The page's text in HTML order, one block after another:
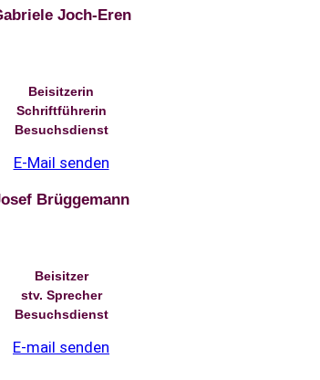
Joch-Eren
Beisitzerin
Schriftführerin
Besuchsdienst
E-Mail senden
Brüggemann
Beisitzer
stv. Sprecher
Besuchsdienst
E-mail senden